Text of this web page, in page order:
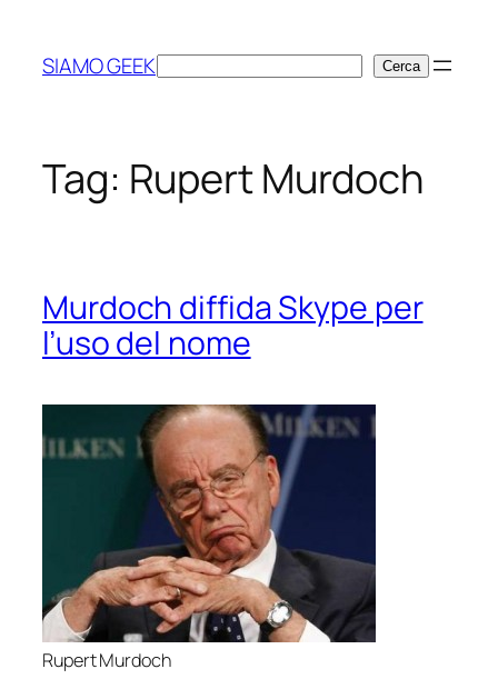
contenuto
SIAMO GEEKCerca Cerca
Tag: Rupert Murdoch
Murdoch diffida Skype per
l’uso del nome
Rupert Murdoch